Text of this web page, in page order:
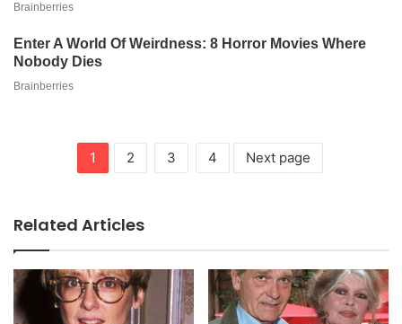
1 2 3 4 Next page
Related Articles